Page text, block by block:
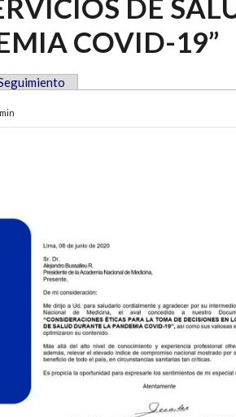
DE
COVID-19”
PRINCIPALES
activa)